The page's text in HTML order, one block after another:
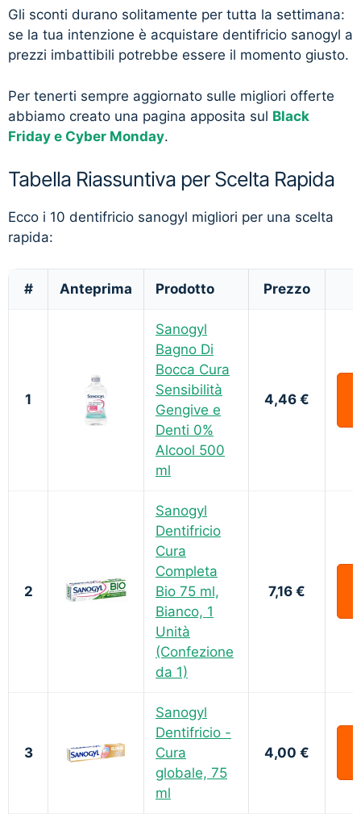
Gli sconti durano solitamente per tutta la settimana:
se la tua intenzione è acquistare dentifricio sanogyl a
prezzi imbattibili potrebbe essere il momento giusto.
Per tenerti sempre aggiornato sulle migliori offerte
abbiamo creato una pagina apposita sul Black
Friday e Cyber Monday.
Tabella Riassuntiva per Scelta Rapida
Ecco i 10 dentifricio sanogyl migliori per una scelta
rapida:
# Anteprima Prodotto Prezzo
1
Sanogyl
Bagno Di
Bocca Cura
Sensibilità
Gengive e
Denti 0%
Alcool 500
ml
4,46 €
2
Sanogyl
Dentifricio
Cura
Completa
Bio 75 ml,
Bianco, 1
Unità
(Confezione
da 1)
7,16 €
3
Sanogyl
Dentifricio -
Cura
globale, 75
ml
4,00 €